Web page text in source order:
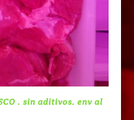
. sin aditivos. env al